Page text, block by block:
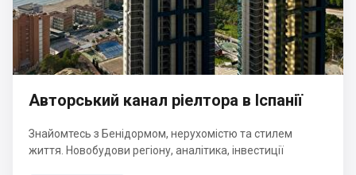
Авторський канал ріелтора в Іспанії
Знайомтесь з Бенідормом, нерухомістю та стилем
життя. Новобудови регіону, аналітика, інвестиції